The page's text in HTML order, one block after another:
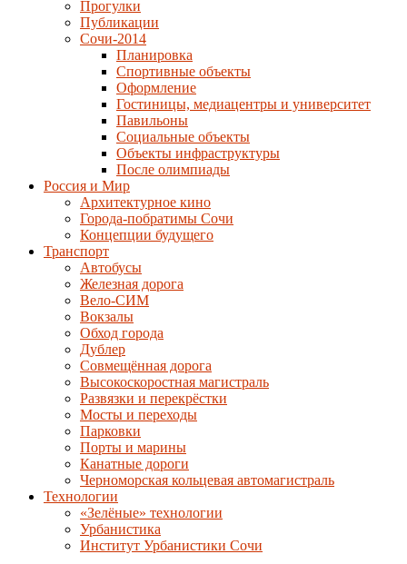
Прогулки
Публикации
Сочи-2014
Планировка
Спортивные объекты
Оформление
Гостиницы, медиацентры и университет
Павильоны
Социальные объекты
Объекты инфраструктуры
После олимпиады
Россия и Мир
Архитектурное кино
Города-побратимы Сочи
Концепции будущего
Транспорт
Автобусы
Железная дорога
Вело-СИМ
Вокзалы
Обход города
Дублер
Совмещённая дорога
Высокоскоростная магистраль
Развязки и перекрёстки
Мосты и переходы
Парковки
Порты и марины
Канатные дороги
Черноморская кольцевая автомагистраль
Технологии
«Зелёные» технологии
Урбанистика
Институт Урбанистики Сочи